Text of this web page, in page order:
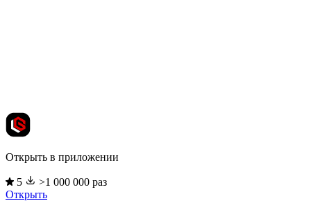
Открыть в приложении
5
>1 000 000 раз
Открыть